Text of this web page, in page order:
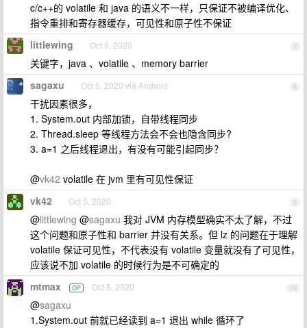
c/c++的 volatile 和 java 的语义不一样，只保证不被编译优化、
指令重排和寄存器缓存，可见性和原子性不保证
7
littlewing Oct 5, 2020
关键字，java 、volatile 、memory barrier
8
sagaxu Oct 5, 2020 via Android
干扰因素很多，
1. System.out 内部加锁，自带线程同步
2. Thread.sleep 等线程方法会不会也隐含同步?
3. a=1 之后线程退出，有没有可能引起同步？
@vk42 volatile 在 jvm 里有可见性保证
9
vk42 Oct 5, 2020
@littlewing @sagaxu 我对 JVM 内存模型确实不太了解，不过
这个问题和原子性和 barrier 并没有关系。但 lz 的问题在于理解
volatile 保证可见性，不代表没有 volatile 变量就没有了可见性，
应该说不加 volatile 的时候行为是不可确定的
10
mtmax OP Oct 5, 2020
@sagaxu
1.System.out 前就已经读到 a=1 退出 while 循环了